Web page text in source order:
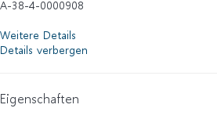
A-38-4-0000908
Weitere Details
Details verbergen
Eigenschaften